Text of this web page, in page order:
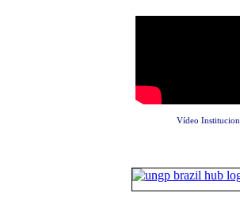
Vídeo